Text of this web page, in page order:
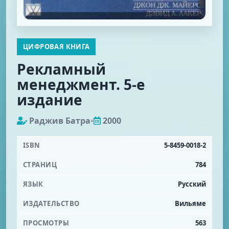
ЦИФРОВАЯ КНИГА
Рекламный
менеджмент. 5-е
издание
Раджив Батра• 2000
ISBN 5-8459-0018-2
СТРАНИЦ 784
ЯЗЫК Русский
ИЗДАТЕЛЬСТВО Вильяме
ПРОСМОТРЫ 563